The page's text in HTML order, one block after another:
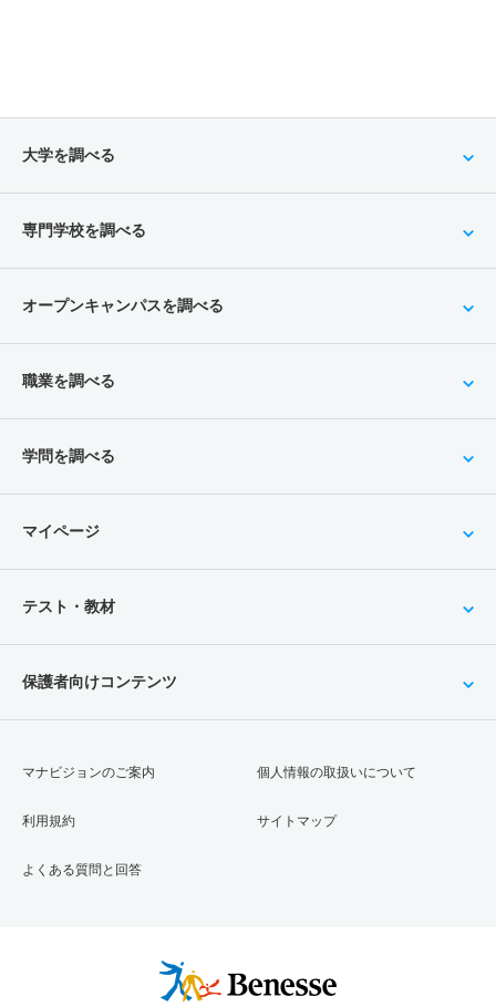
大学を調べる
専門学校を調べる
オープンキャンパスを調べる
職業を調べる
学問を調べる
マイページ
テスト・教材
保護者向けコンテンツ
マナビジョンのご案内
利用規約
よくある質問と回答
個人情報の取扱いについて
サイトマップ